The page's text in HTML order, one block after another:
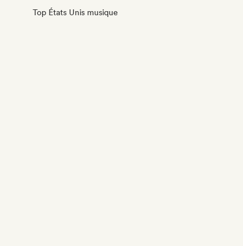
Top États Unis musique